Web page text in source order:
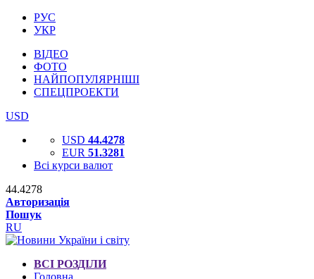
РУС
УКР
ВІДЕО
ФОТО
НАЙПОПУЛЯРНІШІ
СПЕЦПРОЕКТИ
USD
USD 44.4278
EUR 51.3281
Всі курси валют
44.4278
Авторизація
Пошук
RU
ВСІ РОЗДІЛИ
Головна